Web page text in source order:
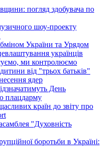
погляд здобувача по
шоу-проекту
України та Урядом
українців
ми контролюємо
від "трьох батьків"
ядер
День
плацдарму
країн до звіту про
"Духовність
боротьби в Україні: